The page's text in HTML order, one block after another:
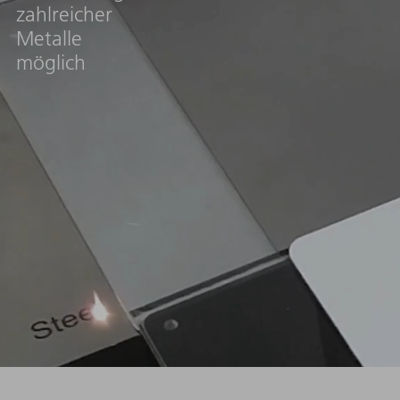
zahlreicher
Metalle
möglich
Pulsdauer und Pulsfrequenz können optimal
aufeinander abgestimmt werden – in bis zu 48
unterschiedlichen Kombinationen. Diese Vielfalt
ist einzigartig am Markt – und ermöglicht die
schnelle und präzise Bearbeitung von
Aluminium, Titan und zahlreichen
Eisenmetallen.
Durch die
Gefällen
bewegen
passende